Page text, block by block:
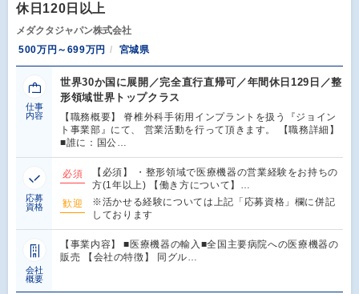
休日120日以上
メダクタジャパン株式会社
500万円～699万円
宮城県
仕事
内容
世界30か国に展開／完全直行直帰可／年間休日129日／整
形領域世界トップクラス
【職務概要】 脊椎外科手術用インプラントを扱う『ジョイン
ト事業部』にて、 営業活動を行って頂きます。 【職務詳細】
■誰に：国公…
応募
資格
必須
【必須】 ・整形領域で医療機器の営業経験をお持ちの
方(1年以上) 【働き方について】…
歓迎
※活かせる経験については上記「応募資格」欄に併記
しております
会社
概要
【事業内容】 ■医療機器の輸入■全国主要病院への医療機器の
販売 【会社の特徴】 同グル…